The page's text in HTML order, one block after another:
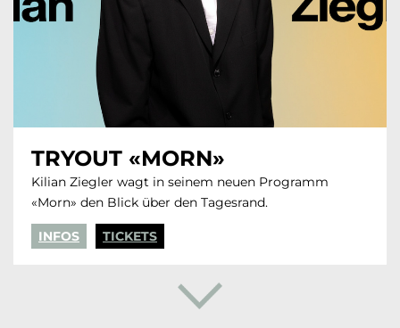
TRYOUT «MORN»
Kilian Ziegler wagt in seinem neuen Programm
«Morn» den Blick über den Tagesrand.
INFOS TICKETS